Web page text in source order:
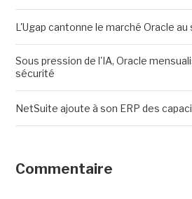
L'Ugap cantonne le marché Oracle au
Sous pression de l'IA, Oracle
sécurité
NetSuite ajoute à son ERP des
Commentaire